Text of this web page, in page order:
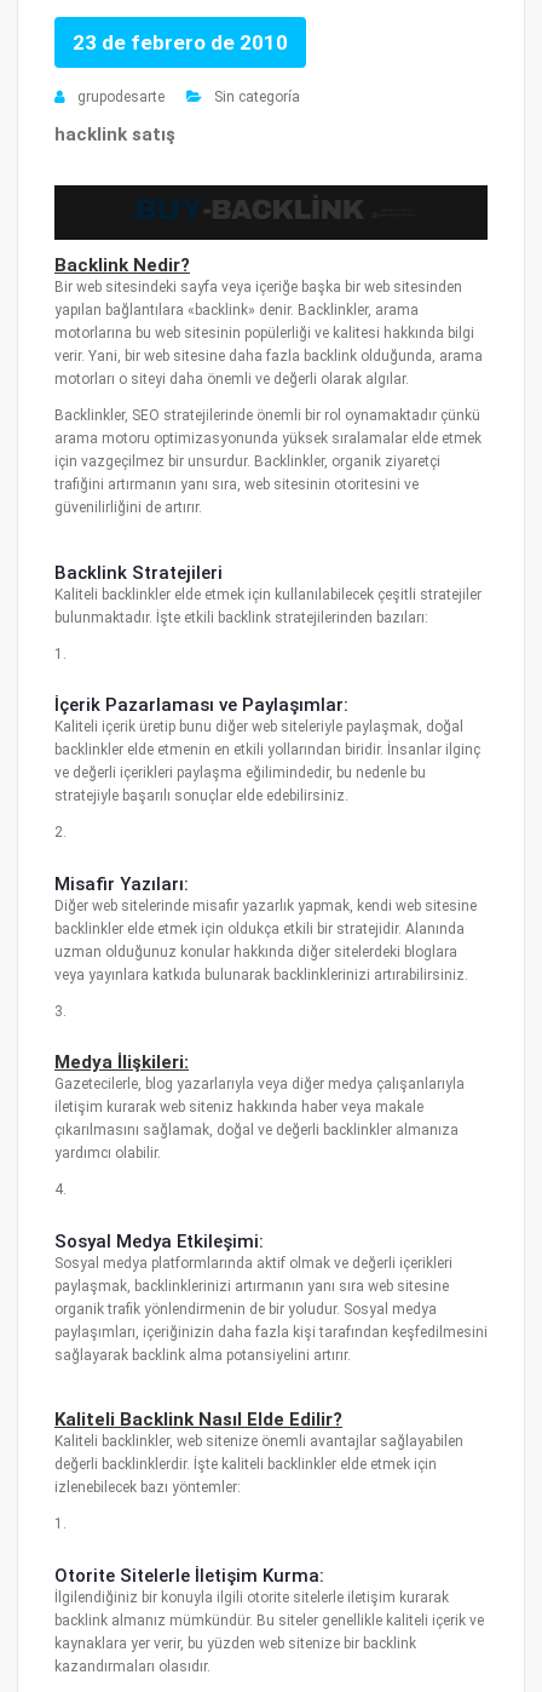
23 de febrero de 2010
grupodesarte Sin categoría
hacklink satış
Backlink Nedir?
Bir web sitesindeki sayfa veya içeriğe başka bir web sitesinden
yapılan bağlantılara «backlink» denir. Backlinkler, arama
motorlarına bu web sitesinin popülerliği ve kalitesi hakkında bilgi
verir. Yani, bir web sitesine daha fazla backlink olduğunda, arama
motorları o siteyi daha önemli ve değerli olarak algılar.
Backlinkler, SEO stratejilerinde önemli bir rol oynamaktadır çünkü
arama motoru optimizasyonunda yüksek sıralamalar elde etmek
için vazgeçilmez bir unsurdur. Backlinkler, organik ziyaretçi
trafiğini artırmanın yanı sıra, web sitesinin otoritesini ve
güvenilirliğini de artırır.
Backlink Stratejileri
Kaliteli backlinkler elde etmek için kullanılabilecek çeşitli stratejiler
bulunmaktadır. İşte etkili backlink stratejilerinden bazıları:
1.
İçerik Pazarlaması ve Paylaşımlar:
Kaliteli içerik üretip bunu diğer web siteleriyle paylaşmak, doğal
backlinkler elde etmenin en etkili yollarından biridir. İnsanlar ilginç
ve değerli içerikleri paylaşma eğilimindedir, bu nedenle bu
stratejiyle başarılı sonuçlar elde edebilirsiniz.
2.
Misafir Yazıları:
Diğer web sitelerinde misafir yazarlık yapmak, kendi web sitesine
backlinkler elde etmek için oldukça etkili bir stratejidir. Alanında
uzman olduğunuz konular hakkında diğer sitelerdeki bloglara
veya yayınlara katkıda bulunarak backlinklerinizi artırabilirsiniz.
3.
Medya İlişkileri:
Gazetecilerle, blog yazarlarıyla veya diğer medya çalışanlarıyla
iletişim kurarak web siteniz hakkında haber veya makale
çıkarılmasını sağlamak, doğal ve değerli backlinkler almanıza
yardımcı olabilir.
4.
Sosyal Medya Etkileşimi:
Sosyal medya platformlarında aktif olmak ve değerli içerikleri
paylaşmak, backlinklerinizi artırmanın yanı sıra web sitesine
organik trafik yönlendirmenin de bir yoludur. Sosyal medya
paylaşımları, içeriğinizin daha fazla kişi tarafından keşfedilmesini
sağlayarak backlink alma potansiyelini artırır.
Kaliteli Backlink Nasıl Elde Edilir?
Kaliteli backlinkler, web sitenize önemli avantajlar sağlayabilen
değerli backlinklerdir. İşte kaliteli backlinkler elde etmek için
izlenebilecek bazı yöntemler:
1.
Otorite Sitelerle İletişim Kurma:
İlgilendiğiniz bir konuyla ilgili otorite sitelerle iletişim kurarak
backlink almanız mümkündür. Bu siteler genellikle kaliteli içerik ve
kaynaklara yer verir, bu yüzden web sitenize bir backlink
kazandırmaları olasıdır.